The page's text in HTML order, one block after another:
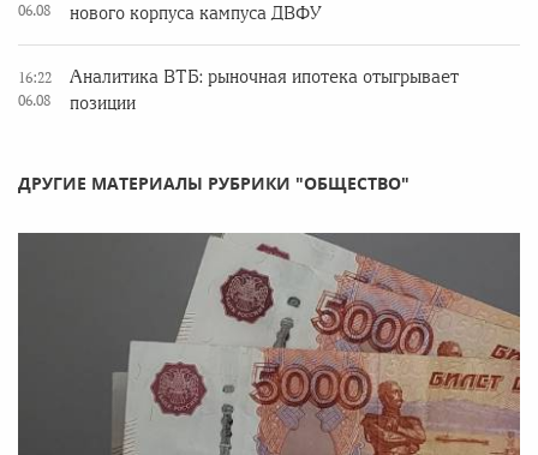
06.08
нового корпуса кампуса ДВФУ
16:22
06.08
Аналитика ВТБ: рыночная ипотека отыгрывает
позиции
ДРУГИЕ МАТЕРИАЛЫ РУБРИКИ "ОБЩЕСТВО"